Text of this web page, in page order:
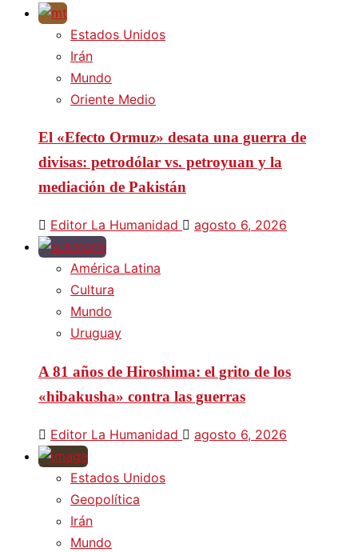
Estados Unidos
Irán
Mundo
Oriente Medio
El «Efecto Ormuz» desata una guerra de
divisas: petrodólar vs. petroyuan y la
mediación de Pakistán
Editor La Humanidad agosto 6, 2026
América Latina
Cultura
Mundo
Uruguay
A 81 años de Hiroshima: el grito de los
«hibakusha» contra las guerras
Editor La Humanidad agosto 6, 2026
Estados Unidos
Geopolítica
Irán
Mundo